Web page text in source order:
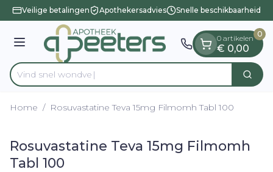
Ga naar de inhoud
1 van 1
Veilige betalingen Apothekersadvies Snelle beschikbaarheid
Menu
Product, merk, categorie...
Vind s Zoek
0 artikelen
€ 0,00
0
Home / Rosuvastatine Teva 15mg Filmomh Tabl 100
Rosuvastatine Teva 15mg Filmomh
Tabl 100